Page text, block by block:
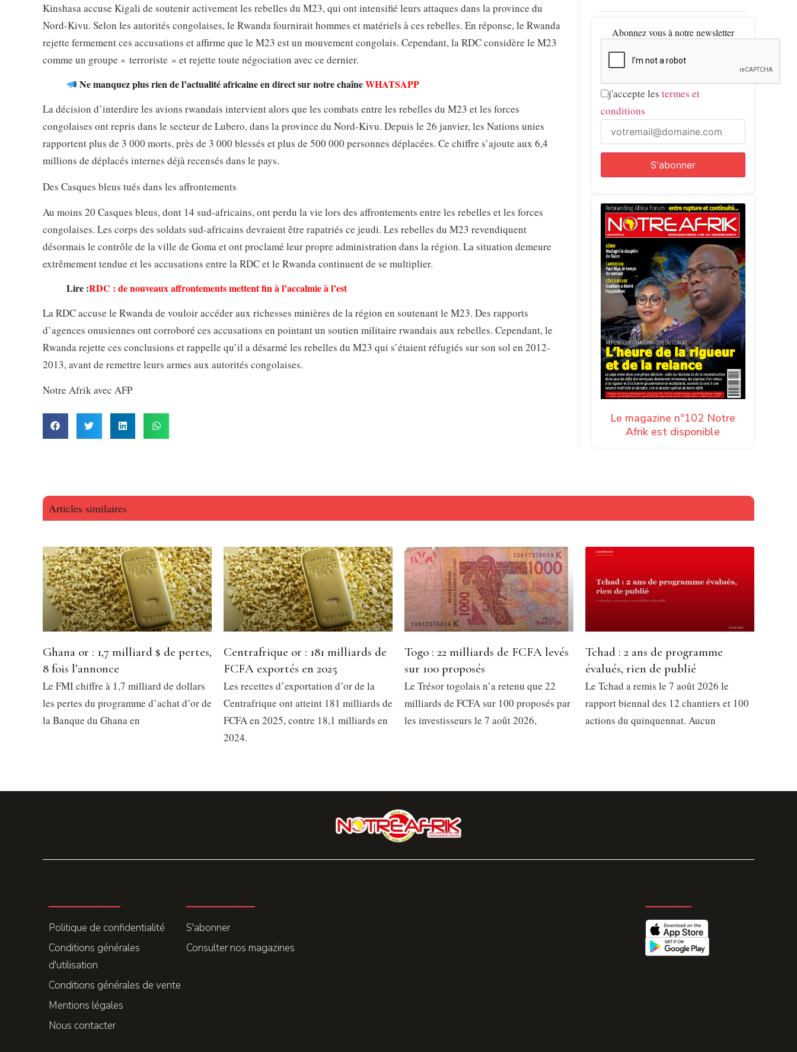
Kinshasa accuse Kigali de soutenir activement les rebelles du M23, qui ont intensifié leurs attaques dans la province du
Nord-Kivu. Selon les autorités congolaises, le Rwanda fournirait hommes et matériels à ces rebelles. En réponse, le Rwanda
rejette fermement ces accusations et affirme que le M23 est un mouvement congolais. Cependant, la RDC considère le M23
comme un groupe « terroriste » et rejette toute négociation avec ce dernier.
Ne manquez plus rien de l’actualité africaine en direct sur notre chaîneWHATSAPP
La décision d’interdire les avions rwandais intervient alors que les combats entre les rebelles du M23 et les forces
congolaises ont repris dans le secteur de Lubero, dans la province du Nord-Kivu. Depuis le 26 janvier, les Nations unies
rapportent plus de 3 000 morts, près de 3 000 blessés et plus de 500 000 personnes déplacées. Ce chiffre s’ajoute aux 6,4
millions de déplacés internes déjà recensés dans le pays.
Des Casques bleus tués dans les affrontements
Au moins 20 Casques bleus, dont 14 sud-africains, ont perdu la vie lors des affrontements entre les rebelles et les forces
congolaises. Les corps des soldats sud-africains devraient être rapatriés ce jeudi. Les rebelles du M23 revendiquent
désormais le contrôle de la ville de Goma et ont proclamé leur propre administration dans la région. La situation demeure
extrêmement tendue et les accusations entre la RDC et le Rwanda continuent de se multiplier.
Lire :RDC : de nouveaux affrontements mettent fin à l’accalmie à l’est
La RDC accuse le Rwanda de vouloir accéder aux richesses minières de la région en soutenant le M23. Des rapports
d’agences onusiennes ont corroboré ces accusations en pointant un soutien militaire rwandais aux rebelles. Cependant, le
Rwanda rejette ces conclusions et rappelle qu’il a désarmé les rebelles du M23 qui s’étaient réfugiés sur son sol en 2012-
2013, avant de remettre leurs armes aux autorités congolaises.
Notre Afrik avec AFP
Abonnez vous à notre newsletter
j'accepte les termes et
conditions
Le magazine n°102 Notre
Afrik est disponible
Articles similaires
Ghana or : 1,7 milliard $ de pertes,
8 fois l’annonce
Le FMI chiffre à 1,7 milliard de dollars
les pertes du programme d’achat d’or de
la Banque du Ghana en
Centrafrique or : 181 milliards de
FCFA exportés en 2025
Les recettes d’exportation d’or de la
Centrafrique ont atteint 181 milliards de
FCFA en 2025, contre 18,1 milliards en
2024.
Togo : 22 milliards de FCFA levés
sur 100 proposés
Le Trésor togolais n’a retenu que 22
milliards de FCFA sur 100 proposés par
les investisseurs le 7 août 2026,
Tchad : 2 ans de programme
évalués, rien de publié
Le Tchad a remis le 7 août 2026 le
rapport biennal des 12 chantiers et 100
actions du quinquennat. Aucun
Politique de confidentialité
Conditions générales
d'utilisation
Conditions générales de vente
Mentions légales
Nous contacter
S'abonner
Consulter nos magazines